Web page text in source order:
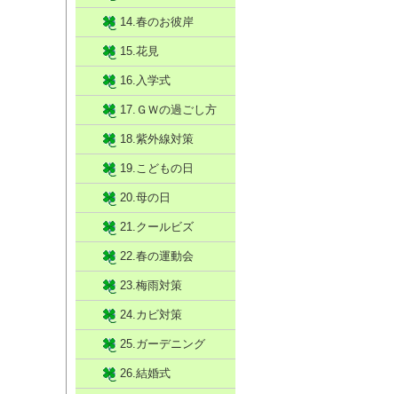
14.春のお彼岸
15.花見
16.入学式
17.ＧＷの過ごし方
18.紫外線対策
19.こどもの日
20.母の日
21.クールビズ
22.春の運動会
23.梅雨対策
24.カビ対策
25.ガーデニング
26.結婚式